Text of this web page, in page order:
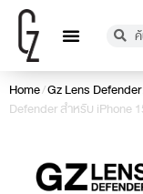
Home/Gz Lens Defender
Defender สำหรับ iPhone